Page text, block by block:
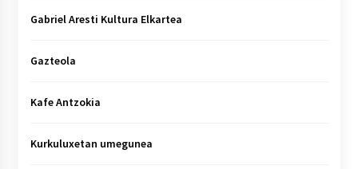
Gabriel Aresti Kultura Elkartea
Gazteola
Kafe Antzokia
Kurkuluxetan umegunea